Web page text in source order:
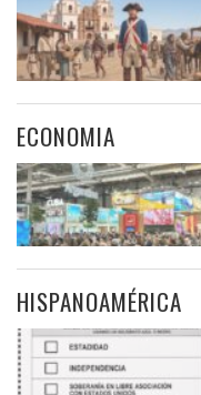
ECONOMIA
HISPANOAMÉRICA